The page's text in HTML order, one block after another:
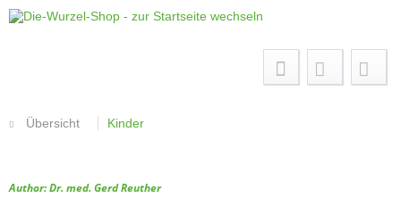
Übersicht Kinder
Author: Dr. med. Gerd Reuther